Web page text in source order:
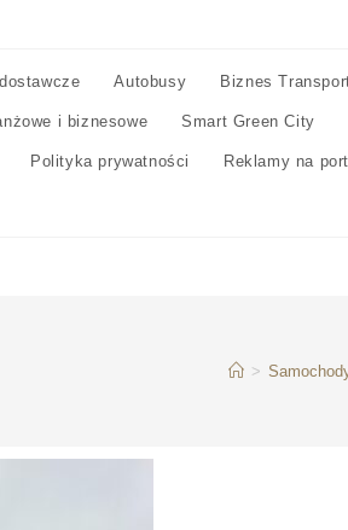
Autobusy Biznes
i biznesowe Smart Green City
Polityka prywatności Reklamy na
>